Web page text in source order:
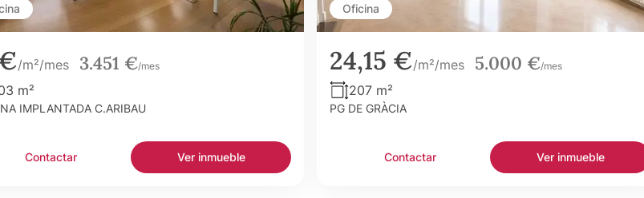
/m²/mes 3.451 €/mes
m²
IMPLANTADA C.ARIBAU
Contactar Ver inmueble
Oficina
24,15 €/m²/mes 5.000 €/mes
207 m²
PG DE GRÀCIA
Contactar Ver inmueble